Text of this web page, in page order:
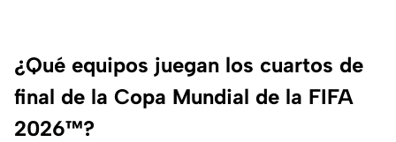
¿Qué equipos juegan los cuartos de
final de la Copa Mundial de la FIFA
2026™?